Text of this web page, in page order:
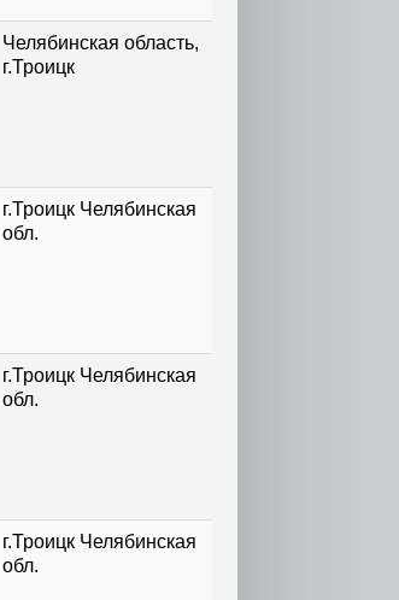
Челябинская область,
г.Троицк
г.Троицк Челябинская
обл.
г.Троицк Челябинская
обл.
г.Троицк Челябинская
обл.